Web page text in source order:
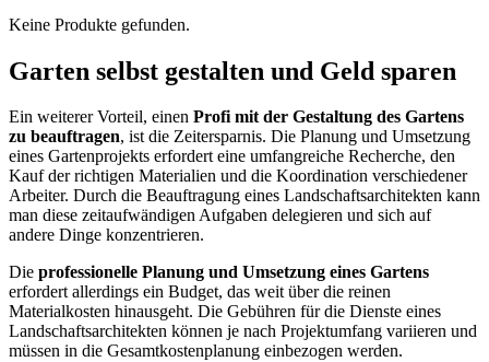
Keine Produkte gefunden.
Garten selbst gestalten und Geld sparen
Ein weiterer Vorteil, einen Profi mit der Gestaltung des Gartens
zu beauftragen, ist die Zeitersparnis. Die Planung und Umsetzung
eines Gartenprojekts erfordert eine umfangreiche Recherche, den
Kauf der richtigen Materialien und die Koordination verschiedener
Arbeiter. Durch die Beauftragung eines Landschaftsarchitekten kann
man diese zeitaufwändigen Aufgaben delegieren und sich auf
andere Dinge konzentrieren.
Die professionelle Planung und Umsetzung eines Gartens
erfordert allerdings ein Budget, das weit über die reinen
Materialkosten hinausgeht. Die Gebühren für die Dienste eines
Landschaftsarchitekten können je nach Projektumfang variieren und
müssen in die Gesamtkostenplanung einbezogen werden.